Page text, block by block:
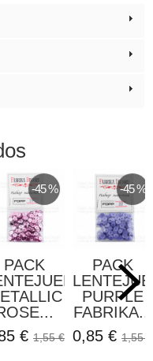
-45 %
PACK
€ 1,55 €
-45 %
PACK
PURPLE
FABRIKA...
0,85 € 1,55 €